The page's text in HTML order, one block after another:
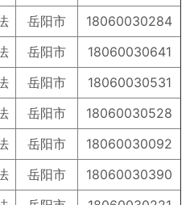
岳阳市
18060030284
岳阳市
18060030641
岳阳市
18060030531
岳阳市
18060030528
岳阳市
18060030092
岳阳市
18060030390